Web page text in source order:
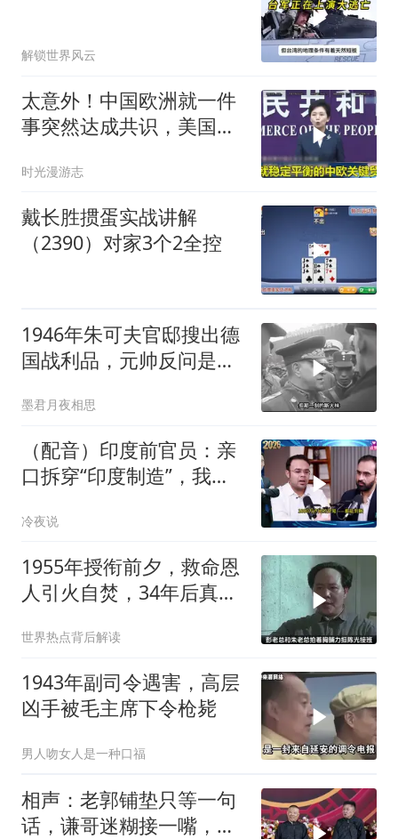
解锁世界风云
太意外！中国欧洲就一件
事突然达成共识，美国这
时光漫游志
戴长胜掼蛋实战讲解
（2390）对家3个2全控
1946年朱可夫官邸搜出德
国战利品，元帅反问是否
墨君月夜相思
（配音）印度前官员：亲
口拆穿“印度制造”，我们
正的工业制造
冷夜说
1955年授衔前夕，救命恩
人引火自焚，34年后真相
世界热点背后解读
1943年副司令遇害，高层
凶手被毛主席下令枪毙
男人吻女人是一种口福
相声：老郭铺垫只等一句
话，谦哥迷糊接一嘴，包